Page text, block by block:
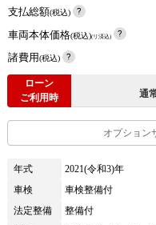
支払総額(税込)
車両本体価格(税込)(リ済込)
諸費用(税込)
ローン
ご利用時
通
オプション
年式 2021(令和3)年
車検
車検整備付
法定整備
整備付